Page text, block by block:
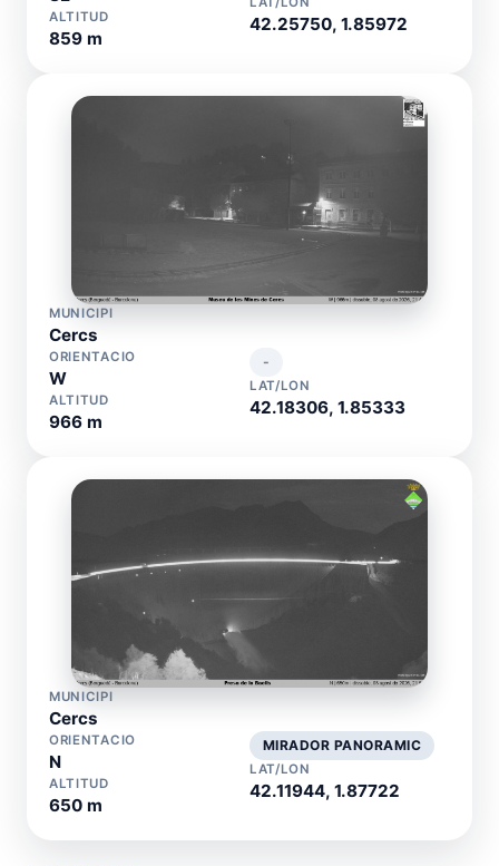
ALTITUD
859 m
42.25750, 1.85972
MUNICIPI
Cercs
ORIENTACIO
W
ALTITUD
966 m
-
LAT/LON
42.18306, 1.85333
MUNICIPI
Cercs
ORIENTACIO
N
ALTITUD
650 m
MIRADOR PANORAMIC
LAT/LON
42.11944, 1.87722